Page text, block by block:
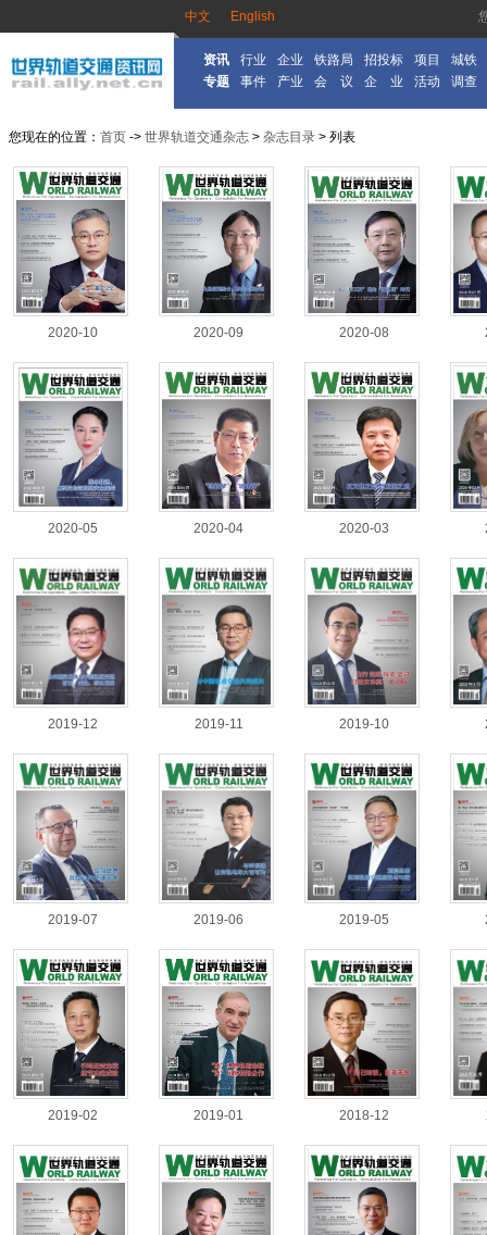
中文 English
资讯 行业 企业 铁路局 招投标 项目
城铁
专题
事件 产业 会 议 企 业 活动 调查
您现在的位置： 首页 -> 世界轨道交通杂志 > 杂志目录 > 列表
2020-10 2020-09 2020-08
2020-05 2020-04 2020-03
2019-12 2019-11 2019-10
2019-07 2019-06 2019-05
2019-02 2019-01 2018-12